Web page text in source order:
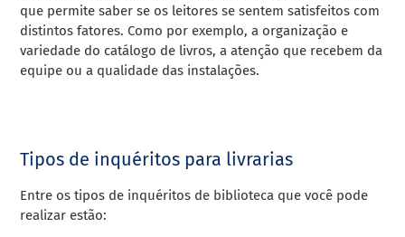
que permite saber se os leitores se sentem satisfeitos com
distintos fatores. Como por exemplo, a organização e
variedade do catálogo de livros, a atenção que recebem da
equipe ou a qualidade das instalações.
Tipos de inquéritos para livrarias
Entre os tipos de inquéritos de biblioteca que você pode
realizar estão: